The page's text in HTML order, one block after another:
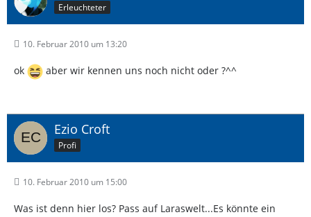
Erleuchteter
10. Februar 2010 um 13:20
ok aber wir kennen uns noch nicht oder ?^^
Ezio Croft
Profi
10. Februar 2010 um 15:00
Was ist denn hier los? Pass auf Laraswelt...Es könnte ein